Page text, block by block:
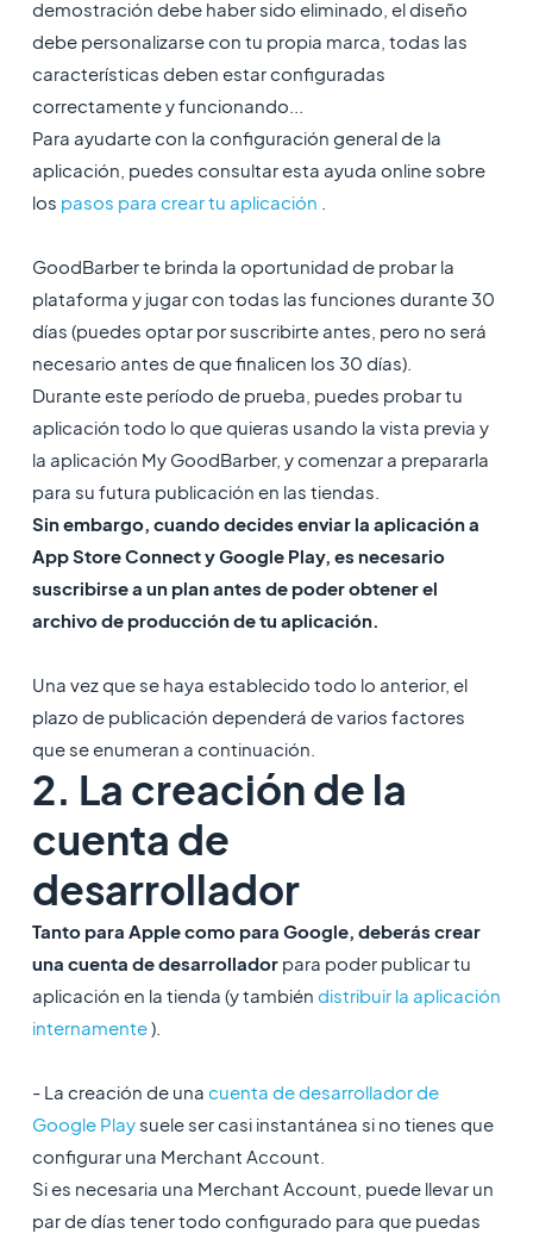
demostración debe haber sido eliminado, el diseño
debe personalizarse con tu propia marca, todas las
características deben estar configuradas
correctamente y funcionando...
Para ayudarte con la configuración general de la
aplicación, puedes consultar esta ayuda online sobre
los pasos para crear tu aplicación
GoodBarber te brinda la oportunidad de probar la
plataforma y jugar con todas las funciones durante 30
días (puedes optar por suscribirte antes, pero no será
necesario antes de que finalicen los 30 días).
Durante este período de prueba, puedes probar tu
aplicación todo lo que quieras usando la vista previa y
la aplicación My GoodBarber, y comenzar a prepararla
para su futura publicación en las tiendas.
Sin embargo, cuando decides enviar la aplicación a
App Store Connect y Google Play, es necesario
suscribirse a un plan antes de poder obtener el
archivo de producción de tu aplicación.
Una vez que se haya establecido todo lo anterior, el
plazo de publicación dependerá de varios factores
que se enumeran a continuación.
2. La creación de la
cuenta de
desarrollador
Tanto para Apple como para Google, deberás crear
una cuenta de desarrolladorpara poder publicar tu
aplicación en la tienda (y también distribuir la aplicación
internamente).
- La creación de una cuenta de desarrollador de
Google Playsuele ser casi instantánea si no tienes que
configurar una Merchant Account.
Si es necesaria una Merchant Account, puede llevar un
par de días tener todo configurado para que puedas